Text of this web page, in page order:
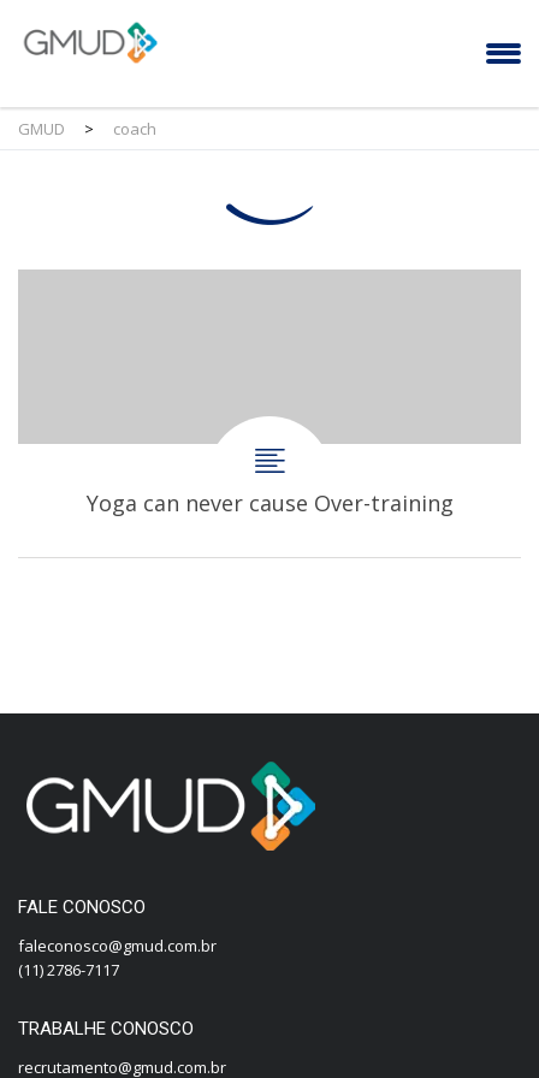
GMUD > coach
Yoga can never cause Over-training
FALE CONOSCO
faleconosco@gmud.com.br
(11) 2786-7117
TRABALHE CONOSCO
recrutamento@gmud.com.br